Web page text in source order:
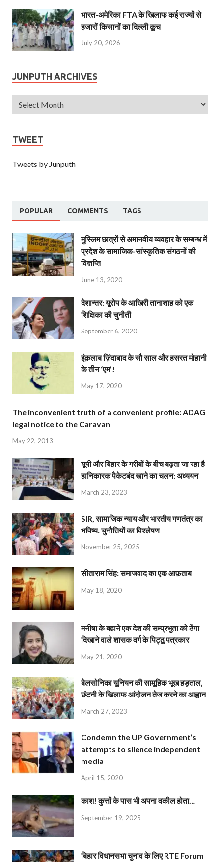
भारत-अमेरिका FTA के खिलाफ कई राज्यों से
हजारों किसानों का दिल्ली कूच
July 20, 2026
JUNPUTH ARCHIVES
TWEET
Tweets by Junputh
POPULAR COMMENTS TAGS
मुस्लिम छात्रों से अमानवीय व्यवहार के सम्बन्ध में
प्रदेश के सामाजिक-सांस्कृतिक संगठनों की
विज्ञप्ति
June 13, 2020
देशान्‍तर: यूरोप के आखिरी तानाशाह को एक
शिक्षिका की चुनौती
September 6, 2020
इंक़लाब ज़िंदाबाद के सौ साल और हसरत मोहानी
के तीन ‘एम’!
May 17, 2020
The inconvenient truth of a convenient profile: ADAG
legal notice to the Caravan
May 22, 2013
यूपी और बिहार के गरीबों के बीच बढ़ता जा रहा है
हानिकारक पैकेटबंद खाने का चलन: अध्ययन
March 23, 2023
SIR, सामाजिक न्याय और भारतीय गणतंत्र का
भविष्य: चुनौतियों का विश्लेषण
November 25, 2025
सीताराम सिंह: समाजवाद का एक आफ़ताब
May 18, 2020
मनीषा के बहाने एक देश की सम्प्रभुता को ठेंगा
दिखाने वाले शासक वर्ग के पिट्ठू पत्रकार
May 21, 2020
बेलसोनिका यूनियन की सामूहिक भूख हड़ताल,
छंटनी के खिलाफ आंदोलन तेज करने का आह्वान
March 27, 2023
Condemn the UP Government’s
attempts to silence independent
media
April 15, 2020
काश! कुत्तों के पास भी अपना वकील होता…
September 19, 2025
बिहार विधानसभा चुनाव के लिए RTE Forum